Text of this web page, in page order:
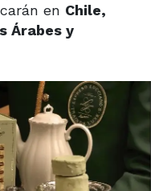
en Chile,
Árabes y